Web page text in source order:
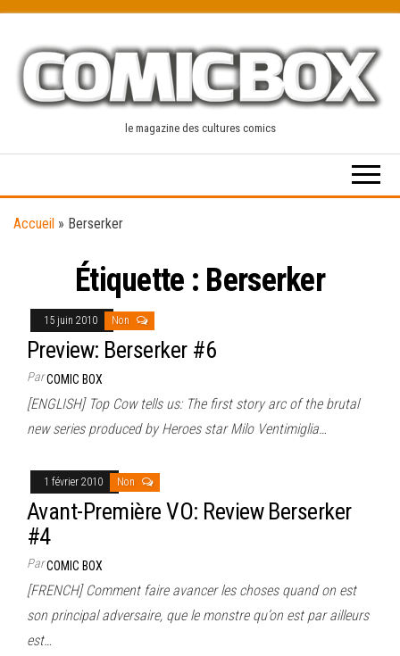
content
le magazine des cultures comics
Accueil » Berserker
Étiquette : Berserker
15 juin 2010 Non
Preview: Berserker #6
ParCOMIC BOX
[ENGLISH] Top Cow tells us: The first story arc of the brutal
new series produced by Heroes star Milo Ventimiglia…
1 février 2010 Non
Avant-Première VO: Review Berserker
#4
ParCOMIC BOX
[FRENCH] Comment faire avancer les choses quand on est
son principal adversaire, que le monstre qu’on est par ailleurs
est…